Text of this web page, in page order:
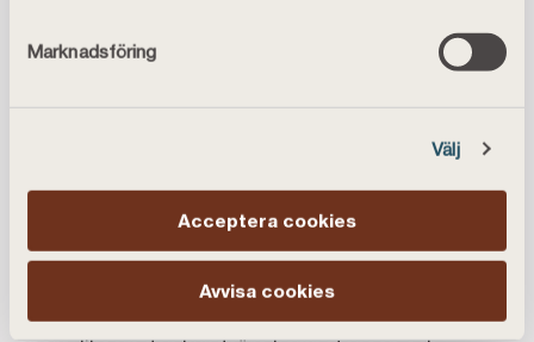
Marknadsföring
Välj
Acceptera cookies
Avvisa cookies
Jonas Feinberg, presskontakt Landshypotek Bank,
Landshypotek har varit i kraftig tillväxt de senaste
åren, som kundorienterad utmanarbank inom låna och
spara. Kunderna uppskattar den enkla och öppna
banken med transparenta villkor inom bolån och